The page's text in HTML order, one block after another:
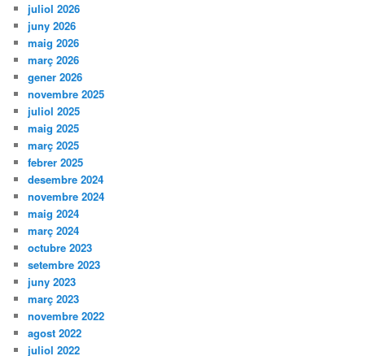
juliol 2026
juny 2026
maig 2026
març 2026
gener 2026
novembre 2025
juliol 2025
maig 2025
març 2025
febrer 2025
desembre 2024
novembre 2024
maig 2024
març 2024
octubre 2023
setembre 2023
juny 2023
març 2023
novembre 2022
agost 2022
juliol 2022